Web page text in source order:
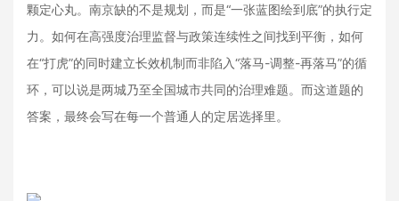
颗定心丸。南京缺的不是规划，而是“一张蓝图绘到底”的执行定
力。如何在高强度治理监督与政策连续性之间找到平衡，如何
在“打虎”的同时建立长效机制而非陷入“落马-调整-再落马”的循
环，可以说是两城乃至全国城市共同的治理难题。而这道题的
答案，最终会写在每一个普通人的定居选择里。